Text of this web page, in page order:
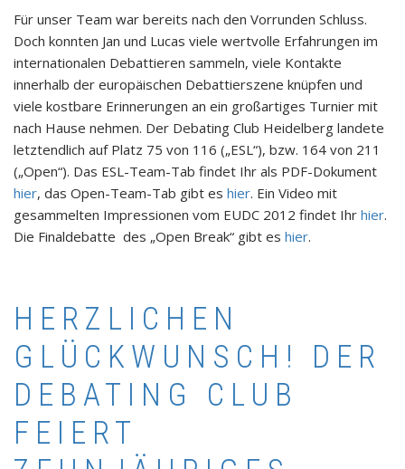
Für unser Team war bereits nach den Vorrunden Schluss.
Doch konnten Jan und Lucas viele wertvolle Erfahrungen im
internationalen Debattieren sammeln, viele Kontakte
innerhalb der europäischen Debattierszene knüpfen und
viele kostbare Erinnerungen an ein großartiges Turnier mit
nach Hause nehmen. Der Debating Club Heidelberg landete
letztendlich auf Platz 75 von 116 („ESL“), bzw. 164 von 211
(„Open“). Das ESL-Team-Tab findet Ihr als PDF-Dokument
hier, das Open-Team-Tab gibt es hier. Ein Video mit
gesammelten Impressionen vom EUDC 2012 findet Ihr hier.
Die Finaldebatte des „Open Break“ gibt es hier.
HERZLICHEN
GLÜCKWUNSCH! DER
DEBATING CLUB
FEIERT